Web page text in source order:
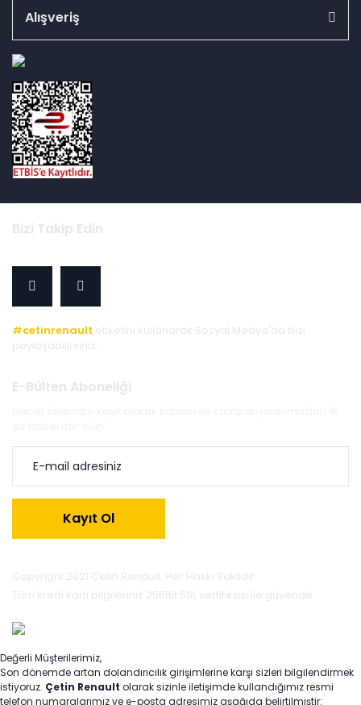
Alışveriş
Bizi Takip Edin
#cetinrenault etiketini kullanarak Sosyal Medya'da bizi
paylaşabilirsiniz.
E-Bülten Aboneliği
Kayıt Ol
Copyright 2021 Cetin Renault. Her Hakkı Saklıdır.
Tüm kredi kartı bilgileriniz 256Bit SSL sertifikası ile güvende.
Değerli Müşterilerimiz,
Son dönemde artan dolandırıcılık girişimlerine karşı sizleri bilgilendirmek
istiyoruz. Çetin Renault olarak sizinle iletişimde kullandığımız resmi
telefon numaralarımız ve e-posta adresimiz aşağıda belirtilmiştir: